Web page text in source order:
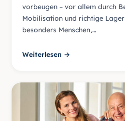
vorbeugen – vor allem durch
Mobilisation und richtige
besonders Menschen,…
Weiterlesen →